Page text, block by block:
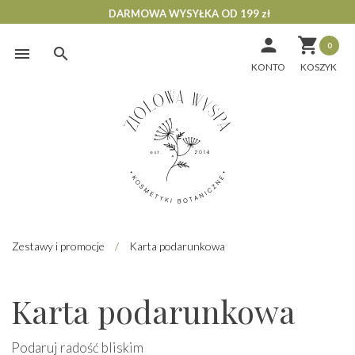
Skip
DARMOWA WYSYŁKA OD 199 zł
 0

KONTO
Zestawy i promocje / Karta podarunkowa
Karta podarunkowa
Podaruj radość bliskim